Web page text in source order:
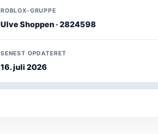
ROBLOX-GRUPPE
Ulve Shoppen · 2824598
SENEST OPDATERET
16. juli 2026